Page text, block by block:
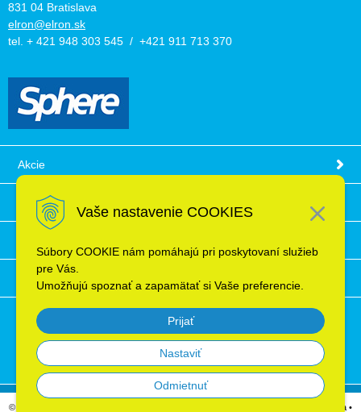
Vaše nastavenie COOKIES
Súbory COOKIE nám pomáhajú pri poskytovaní služieb
pre Vás.
Umožňujú spoznať a zapamätať si Vaše preferencie.
Prijať
Nastaviť
Odmietnuť
831 04 Bratislava
elron@elron.sk
tel. + 421 948 303 545 / +421 911 713 370
Akcie
Obchodné podmienky
Ochrana osobných údajov
© 2026 Elektroinštalačný materiál, káble, vodiče, supermarket ELRON s.r.o. Bratislava •